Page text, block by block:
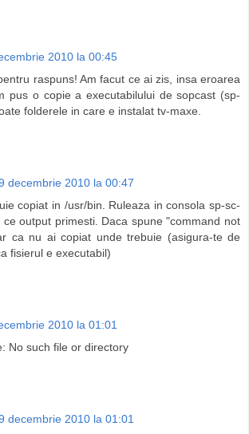
2010 la 00:45
raspuns! Am facut ce ai zis, insa eroarea
pus o copie a executabilului de sopcast (sp-
folderele in care e instalat tv-maxe.
decembrie 2010 la 00:47
copiat in /usr/bin. Ruleaza in consola sp-sc-
ce output primesti. Daca spune "command not
ca nu ai copiat unde trebuie (asigura-te de
fisierul e executabil)
2010 la 01:01
No such file or directory
decembrie 2010 la 01:01